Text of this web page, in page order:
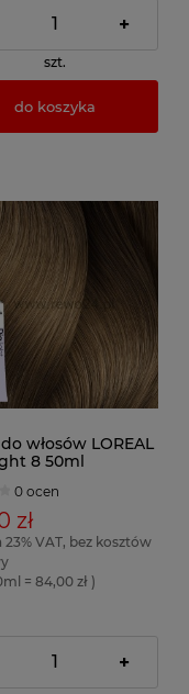
+
szt.
do koszyka
włosów LOREAL
8 50ml
0 ocen
zł
23% VAT, bez kosztów
= 84,00 zł )
+